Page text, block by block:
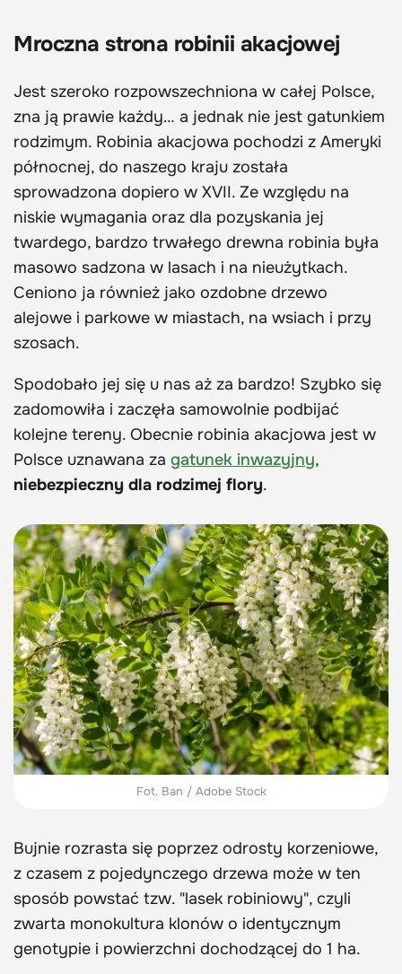
Mroczna strona robinii akacjowej
Jest szeroko rozpowszechniona w całej Polsce,
zna ją prawie każdy… a jednak nie jest gatunkiem
rodzimym. Robinia akacjowa pochodzi z Ameryki
północnej, do naszego kraju została
sprowadzona dopiero w XVII. Ze względu na
niskie wymagania oraz dla pozyskania jej
twardego, bardzo trwałego drewna robinia była
masowo sadzona w lasach i na nieużytkach.
Ceniono ja również jako ozdobne drzewo
alejowe i parkowe w miastach, na wsiach i przy
szosach.
Spodobało jej się u nas aż za bardzo! Szybko się
zadomowiła i zaczęła samowolnie podbijać
kolejne tereny. Obecnie robinia akacjowa jest w
Polsce uznawana za gatunek inwazyjny,
niebezpieczny dla rodzimej flory.
Fot. Ban / Adobe Stock
Bujnie rozrasta się poprzez odrosty korzeniowe,
z czasem z pojedynczego drzewa może w ten
sposób powstać tzw. "lasek robiniowy", czyli
zwarta monokultura klonów o identycznym
genotypie i powierzchni dochodzącej do 1 ha.